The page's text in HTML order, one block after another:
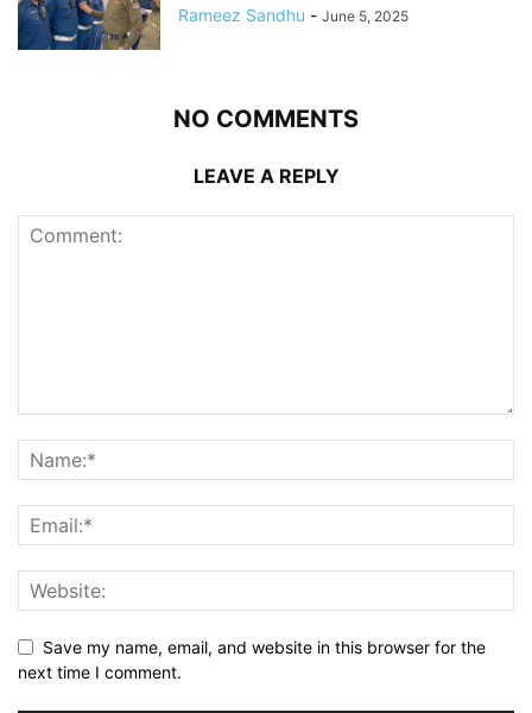
Rameez Sandhu - June 5, 2025
NO COMMENTS
LEAVE A REPLY
Save my name, email, and website in this browser for the
next time I comment.